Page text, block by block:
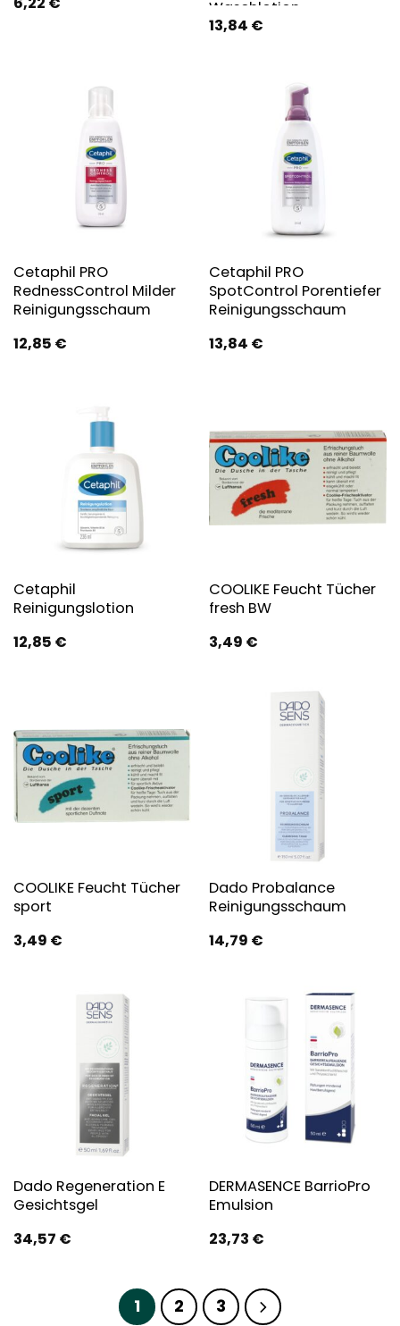
Waschlotion
13,84 €
Cetaphil PRO
RednessControl Milder
Reinigungsschaum
12,85 €
Cetaphil PRO
SpotControl Porentiefer
Reinigungsschaum
13,84 €
Cetaphil
Reinigungslotion
12,85 €
COOLIKE Feucht Tücher
fresh BW
3,49 €
COOLIKE Feucht Tücher
sport
3,49 €
Dado Probalance
Reinigungsschaum
14,79 €
Dado Regeneration E
Gesichtsgel
34,57 €
DERMASENCE BarrioPro
Emulsion
23,73 €
1 2 3